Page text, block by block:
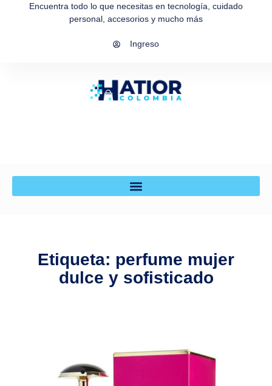
Encuentra todo lo que necesitas en tecnología, cuidado
personal, accesorios y mucho más
Ingreso
Etiqueta: perfume mujer
dulce y sofisticado